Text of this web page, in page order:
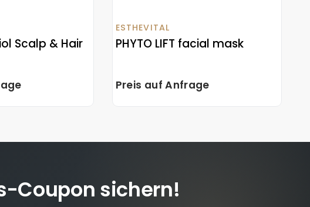
Scalp & Hair
ESTHEVITAL
PHYTO LIFT facial mask
Preis auf Anfrage
Coupon sichern!